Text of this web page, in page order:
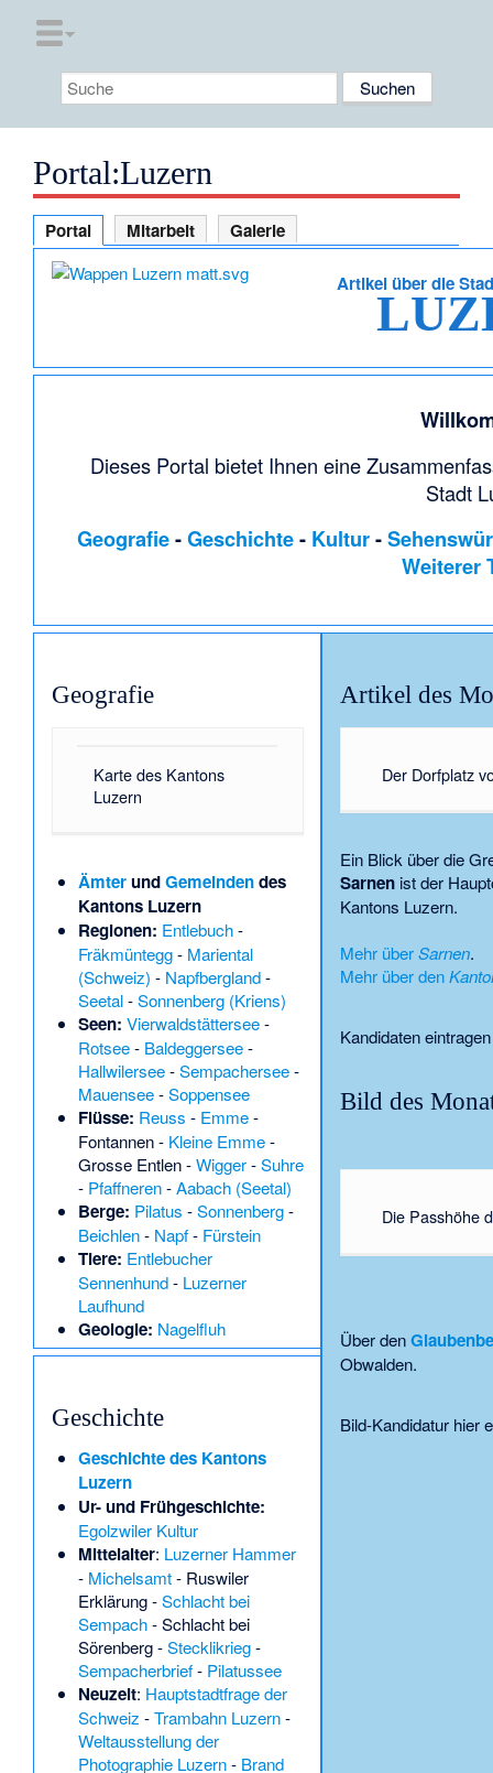
Portal:Luzern
Portal Mitarbeit Galerie
Artikel über die
Dieses Portal bietet Ihnen eine
Stadt
Geografie-Geschichte- Kultur-
Weiterer
Geografie
Karte des Kantons
Luzern
ÄmterundGemeindendes
Kantons Luzern
Regionen: Entlebuch-
Fräkmüntegg- Mariental
(Schweiz) - Napfbergland-
Seetal-Sonnenberg (Kriens)
Seen: Vierwaldstättersee-
Rotsee- Baldeggersee-
Hallwilersee-Sempachersee-
Mauensee-Soppensee
Flüsse: Reuss - Emme-
Fontannen- Kleine Emme-
Grosse Entlen-Wigger-Suhre
- Pfaffneren-Aabach (Seetal)
Berge: Pilatus -Sonnenberg-
Beichlen- Napf- Fürstein
Tiere: Entlebucher
Sennenhund- Luzerner
Laufhund
Geologie: Nagelfluh
Artikel des
Der Dorfplatz
Ein Blick über die
Sarnenist der
Kantons Luzern.
Mehr überSarnen.
Mehr über den
Kandidaten eintragen
Bild des
Die Passhöhe
Über den
Obwalden.
Bild-Kandidatur hier
Geschichte
Geschichte des Kantons
Luzern
Ur- und Frühgeschichte:
Egolzwiler Kultur
Mittelalter: Luzerner Hammer
- Michelsamt- Ruswiler
Erklärung-Schlacht bei
Sempach-Schlacht bei
Sörenberg-Stecklikrieg-
Sempacherbrief- Pilatussee
Neuzeit: Hauptstadtfrage der
Schweiz -Trambahn Luzern-
Weltausstellung der
Photographie Luzern- Brand